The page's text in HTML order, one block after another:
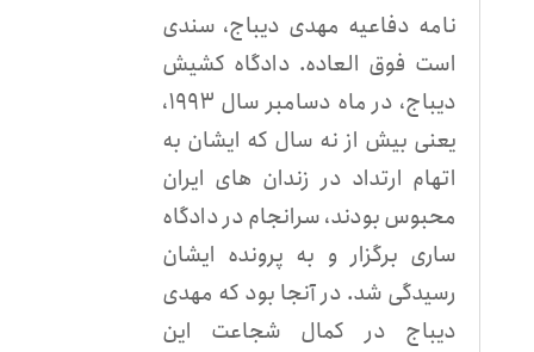
نامه دفاعیه مهدی دیباج، سندی
است فوق العاده. دادگاه کشیش
دیباج، در ماه دسامبر سال ۱۹۹۳،‌
یعنی بیش از نه سال که ایشان به
اتهام ارتداد در زندان های ایران
محبوس بودند، سرانجام در دادگاه
ساری برگزار و به پرونده ایشان
رسیدگی شد. در آنجا بود كه مهدی
دیباج در كمال شجاعت این